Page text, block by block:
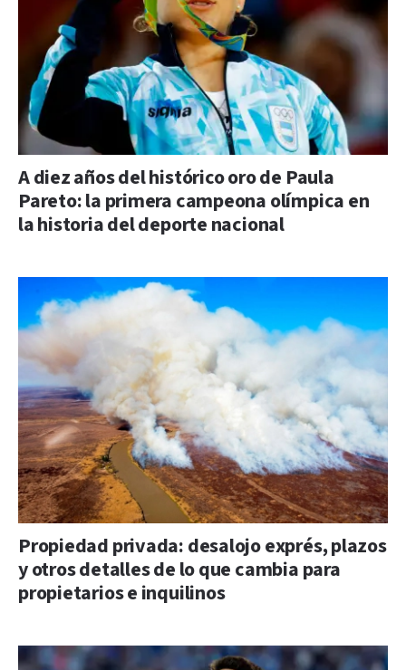
A diez años del histórico oro de Paula
Pareto: la primera campeona olímpica en
la historia del deporte nacional
Propiedad privada: desalojo exprés, plazos
y otros detalles de lo que cambia para
propietarios e inquilinos